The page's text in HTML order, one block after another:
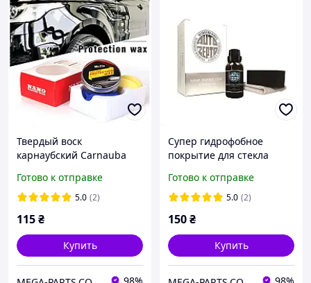
Твердый воск
карнаубский Carnauba
Fix 120 гр. ухода за
краской + губка и
Готово к отправке
5.0 (2)
115₴
Купить
Супер гидрофобное
покрытие для стекла
непромокаемый агент
Анти-дождь
уход
Готово к отправке
5.0 (2)
150₴
Купить